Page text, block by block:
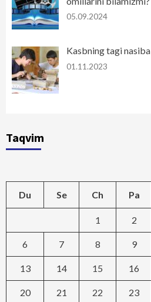
05.09.2024
Kasbning tagi nasiba
01.11.2023
Taqvim
Du Se Ch Pa
1 2
6 7 8 9
13 14 15 16
20 21 22 23